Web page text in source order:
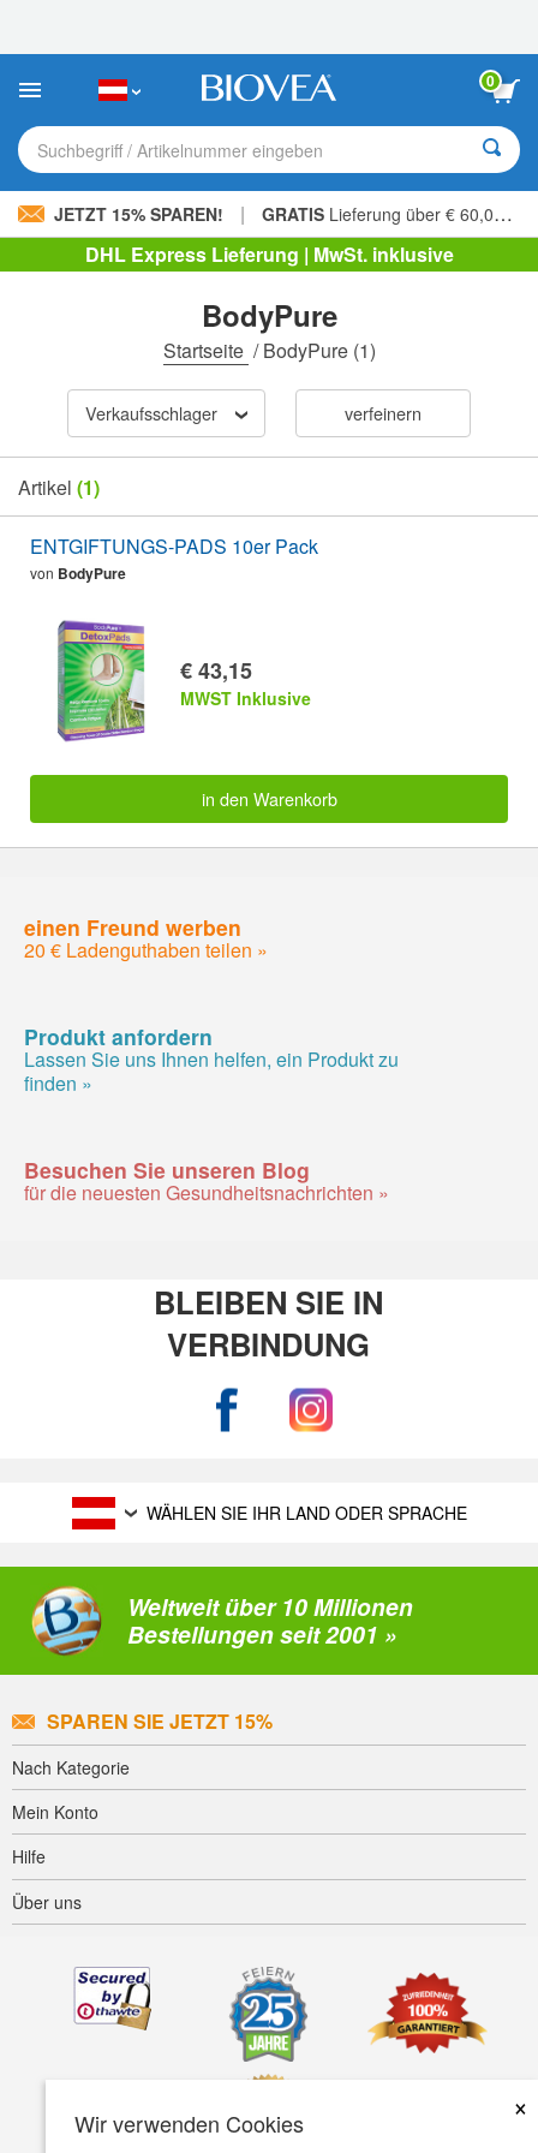
Sie:
Website
ein
Barrierefreiheitssystem.
0
Suchbegriff / Artikelnummer eingeben
JETZT 15% SPAREN! | GRATIS Lieferung über € 60,00 »
DHL Express Lieferung | MwSt. inklusive
Wir verwenden Cookies
×
BodyPure
Startseite /BodyPure(1)
Verkaufsschlager verfeinern
Artikel (1)
ENTGIFTUNGS-PADS 10er Pack
von BodyPure
€ 43,15
MWST Inklusive
in den Warenkorb
einen Freund werben
20 € Ladenguthaben teilen »
Produkt anfordern
Lassen Sie uns Ihnen helfen, ein Produkt zu
finden »
Besuchen Sie unseren Blog
für die neuesten Gesundheitsnachrichten »
BLEIBEN SIE IN
VERBINDUNG
WÄHLEN SIE IHR LAND ODER SPRACHE
Weltweit über 10 Millionen
Bestellungen seit 2001 »
SPAREN SIE JETZT 15%
Nach Kategorie
Mein Konto
Hilfe
Über uns